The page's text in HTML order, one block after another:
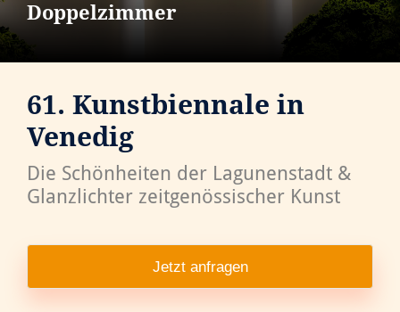
Doppelzimmer
61. Kunstbiennale in
Venedig
Die Schönheiten der Lagunenstadt &
Glanzlichter zeitgenössischer Kunst
Jetzt anfragen